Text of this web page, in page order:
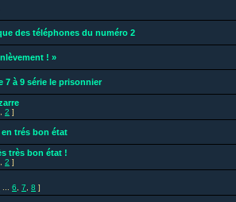
des téléphones du numéro 2
! »
7 à 9 série le prisonnier
2 ]
en trés bon état
très bon état !
2 ]
6 7 8 ]